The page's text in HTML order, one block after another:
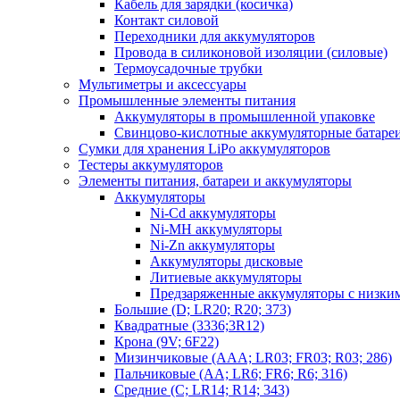
Кабель для зарядки (косичка)
Контакт силовой
Переходники для аккумуляторов
Провода в силиконовой изоляции (силовые)
Термоусадочные трубки
Мультиметры и аксессуары
Промышленные элементы питания
Аккумуляторы в промышленной упаковке
Свинцово-кислотные аккумуляторные
Сумки для хранения LiPo аккумуляторов
Тестеры аккумуляторов
Элементы питания, батареи и аккумуляторы
Аккумуляторы
Ni-Cd аккумуляторы
Ni-MH аккумуляторы
Ni-Zn аккумуляторы
Аккумуляторы дисковые
Литиевые аккумуляторы
Предзаряженные аккумуляторы с
Большие (D; LR20; R20; 373)
Квадратные (3336;3R12)
Крона (9V; 6F22)
Мизинчиковые (AAA; LR03; FR03; R03; 286)
Пальчиковые (AA; LR6; FR6; R6; 316)
Средние (C; LR14; R14; 343)